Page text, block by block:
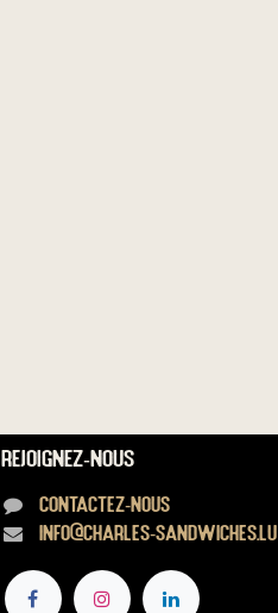
Rejoignez-nous
Contactez-nous
info@charles-sandwiches.lu